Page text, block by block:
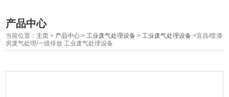
产品中心
当前位置： 主页 > 产品中心 >工业废气处理设备 >工业废气处理设备 >宜昌/喷漆
房废气处理/一级排放 工业废气处理设备